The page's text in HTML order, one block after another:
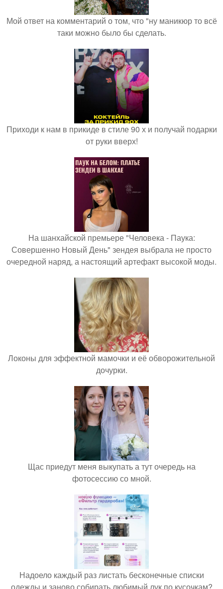
Мой ответ на комментарий о том, что "ну маникюр то всё
таки можно было бы сделать.
Приходи к нам в прикиде в стиле 90 х и получай подарки
от руки вверх!
На шанхайской премьере "Человека - Паука:
Совершенно Новый День" зендея выбрала не просто
очередной наряд, а настоящий артефакт высокой моды.
Локоны для эффектной мамочки и её обворожительной
дочурки.
Щас приедут меня выкупать а тут очередь на
фотосессию со мной.
Надоело каждый раз листать бесконечные списки